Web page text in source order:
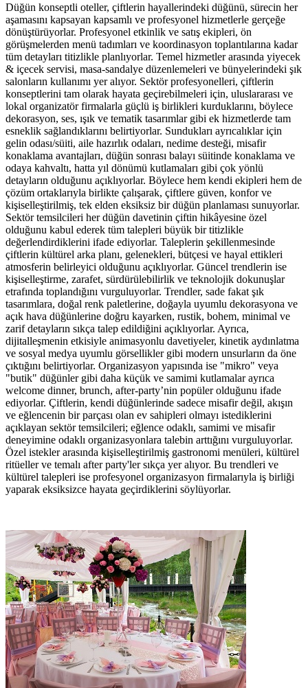
Düğün konseptli oteller, çiftlerin hayallerindeki düğünü, sürecin her
aşamasını kapsayan kapsamlı ve profesyonel hizmetlerle gerçeğe
dönüştürüyorlar. Profesyonel etkinlik ve satış ekipleri, ön
görüşmelerden menü tadımları ve koordinasyon toplantılarına kadar
tüm detayları titizlikle planlıyorlar. Temel hizmetler arasında yiyecek
& içecek servisi, masa-sandalye düzenlemeleri ve bünyelerindeki şık
salonların kullanımı yer alıyor. Sektör profesyonelleri, çiftlerin
konseptlerini tam olarak hayata geçirebilmeleri için, uluslararası ve
lokal organizatör firmalarla güçlü iş birlikleri kurduklarını, böylece
dekorasyon, ses, ışık ve tematik tasarımlar gibi ek hizmetlerde tam
esneklik sağlandıklarını belirtiyorlar. Sundukları ayrıcalıklar için
gelin odası/süiti, aile hazırlık odaları, nedime desteği, misafir
konaklama avantajları, düğün sonrası balayı süitinde konaklama ve
odaya kahvaltı, hatta yıl dönümü kutlamaları gibi çok yönlü
detayların olduğunu açıklıyorlar. Böylece hem kendi ekipleri hem de
çözüm ortaklarıyla birlikte çalışarak, çiftlere güven, konfor ve
kişiselleştirilmiş, tek elden eksiksiz bir düğün planlaması sunuyorlar.
Sektör temsilcileri her düğün davetinin çiftin hikâyesine özel
olduğunu kabul ederek tüm talepleri büyük bir titizlikle
değerlendirdiklerini ifade ediyorlar. Taleplerin şekillenmesinde
çiftlerin kültürel arka planı, gelenekleri, bütçesi ve hayal ettikleri
atmosferin belirleyici olduğunu açıklıyorlar. Güncel trendlerin ise
kişiselleştirme, zarafet, sürdürülebilirlik ve teknolojik dokunuşlar
etrafında toplandığını vurguluyorlar. Trendler, sade fakat şık
tasarımlara, doğal renk paletlerine, doğayla uyumlu dekorasyona ve
açık hava düğünlerine doğru kayarken, rustik, bohem, minimal ve
zarif detayların sıkça talep edildiğini açıklıyorlar. Ayrıca,
dijitalleşmenin etkisiyle animasyonlu davetiyeler, kinetik aydınlatma
ve sosyal medya uyumlu görsellikler gibi modern unsurların da öne
çıktığını belirtiyorlar. Organizasyon yapısında ise "mikro" veya
"butik" düğünler gibi daha küçük ve samimi kutlamalar ayrıca
welcome dinner, brunch, after-party’nin popüler olduğunu ifade
ediyorlar. Çiftlerin, kendi düğünlerinde sadece misafir değil, akışın
ve eğlencenin bir parçası olan ev sahipleri olmayı istediklerini
açıklayan sektör temsilcileri; eğlence odaklı, samimi ve misafir
deneyimine odaklı organizasyonlara talebin arttığını vurguluyorlar.
Özel istekler arasında kişiselleştirilmiş gastronomi menüleri, kültürel
ritüeller ve temalı after party'ler sıkça yer alıyor. Bu trendleri ve
kültürel talepleri ise profesyonel organizasyon firmalarıyla iş birliği
yaparak eksiksizce hayata geçirdiklerini söylüyorlar.